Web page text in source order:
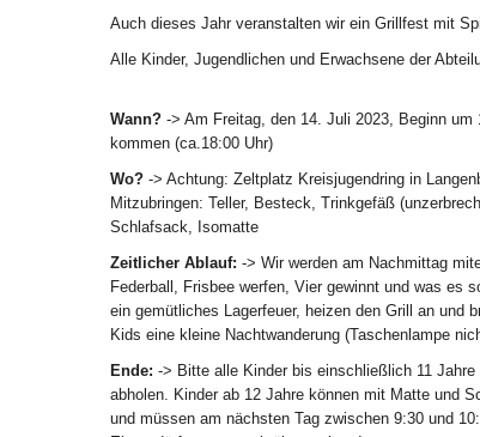
2023
Auch dieses Jahr veranstalten wir ein Grillfest mit
Alle Kinder, Jugendlichen und Erwachsene der
Wann? -> Am Freitag, den 14. Juli 2023, Beginn
kommen (ca.18:00 Uhr)
Wo? -> Achtung: Zeltplatz Kreisjugendring in
Mitzubringen: Teller, Besteck, Trinkgefäß
Schlafsack, Isomatte
Zeitlicher Ablauf: -> Wir werden am Nachmittag
Federball, Frisbee werfen, Vier gewinnt und was es
ein gemütliches Lagerfeuer, heizen den Grill an und
Kids eine kleine Nachtwanderung (Taschenlampe
Ende: -> Bitte alle Kinder bis einschließlich 11
abholen. Kinder ab 12 Jahre können mit Matte und
und müssen am nächsten Tag zwischen 9:30 und